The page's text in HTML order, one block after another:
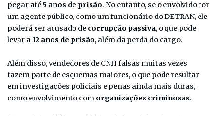
pegar até5 anos de prisão. No entanto, se o envolvido for
um agente público, como um funcionário do DETRAN, ele
poderá ser acusado de corrupção passiva, o que pode
levar a 12 anos de prisão, além da perda do cargo.
Além disso, vendedores de CNH falsas muitas vezes
fazem parte de esquemas maiores, o que pode resultar
em investigações policiais e penas ainda mais duras,
como envolvimento com organizações criminosas.